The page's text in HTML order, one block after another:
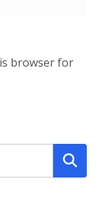
browser for
Search